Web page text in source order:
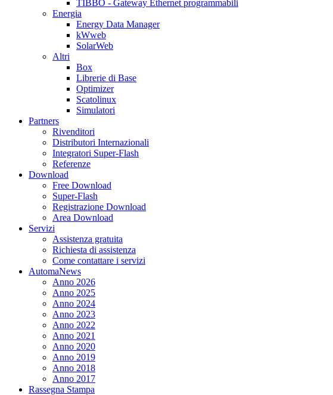
TIBBO - Gateway Ethernet programmabili
Energia
Energy Data Manager
kWweb
SolarWeb
Altri
Box
Librerie di Base
Optimizer
Scatolinux
Simulatori
Partners
Rivenditori
Distributori Internazionali
Integratori Super-Flash
Referenze
Download
Free Download
Super-Flash
Registrazione Download
Area Download
Servizi
Assistenza gratuita
Richiesta di assistenza
Come contattare i servizi
AutomaNews
Anno 2026
Anno 2025
Anno 2024
Anno 2023
Anno 2022
Anno 2021
Anno 2020
Anno 2019
Anno 2018
Anno 2017
Rassegna Stampa